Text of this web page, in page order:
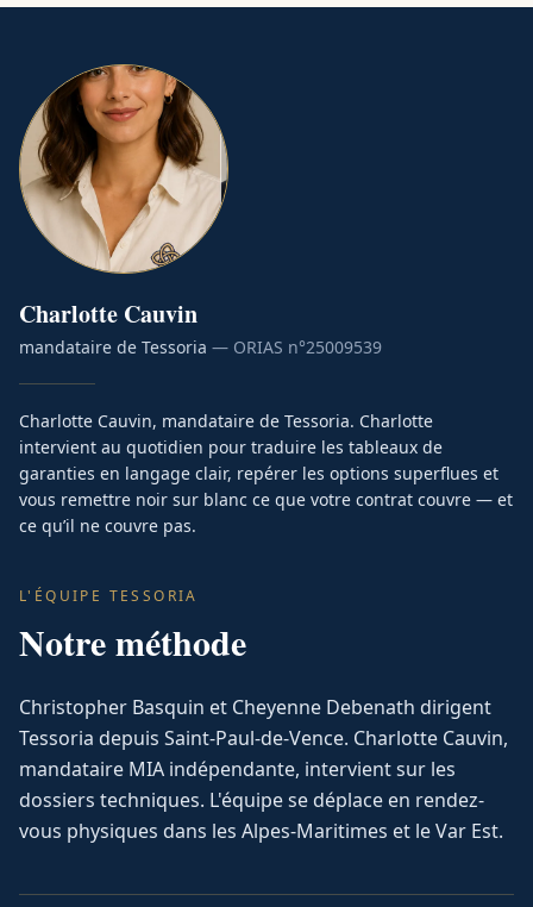
Charlotte Cauvin
mandataire de Tessoria — ORIAS n°25009539
Charlotte Cauvin, mandataire de Tessoria. Charlotte
intervient au quotidien pour traduire les tableaux de
garanties en langage clair, repérer les options superflues et
vous remettre noir sur blanc ce que votre contrat couvre — et
ce qu’il ne couvre pas.
L'ÉQUIPE TESSORIA
Notre méthode
Christopher Basquin et Cheyenne Debenath dirigent
Tessoria depuis Saint-Paul-de-Vence. Charlotte Cauvin,
mandataire MIA indépendante, intervient sur les
dossiers techniques. L'équipe se déplace en rendez-
vous physiques dans les Alpes-Maritimes et le Var Est.